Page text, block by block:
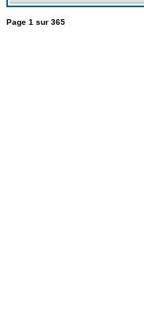
Page 1 sur 365